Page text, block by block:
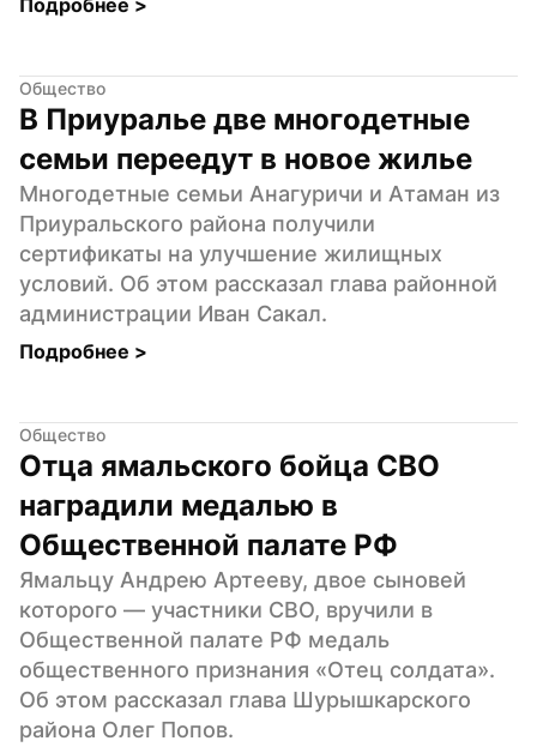
Общество
В Приуралье две многодетные
семьи переедут в новое жилье
Многодетные семьи Анагуричи и Атаман из
Приуральского района получили
сертификаты на улучшение жилищных
условий. Об этом рассказал глава районной
администрации Иван Сакал.
Подробнее >
Общество
Отца ямальского бойца СВО
наградили медалью в
Общественной палате РФ
Ямальцу Андрею Артееву, двое сыновей
которого — участники СВО, вручили в
Общественной палате РФ медаль
общественного признания «Отец солдата».
Об этом рассказал глава Шурышкарского
района Олег Попов.